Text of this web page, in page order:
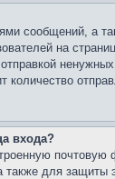
сообщений, а
на
входа?
для защиты